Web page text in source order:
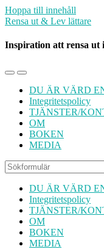
Hoppa till innehåll
Rensa ut & Lev lättare
Inspiration att rensa ut
Slå
mobilmenyn
Slå
på/av
sökfältet
DU ÄR VÄRD
Integritetspolicy
TJÄNSTER/
OM
BOKEN
MEDIA
DU ÄR VÄRD
Integritetspolicy
TJÄNSTER/
OM
BOKEN
MEDIA